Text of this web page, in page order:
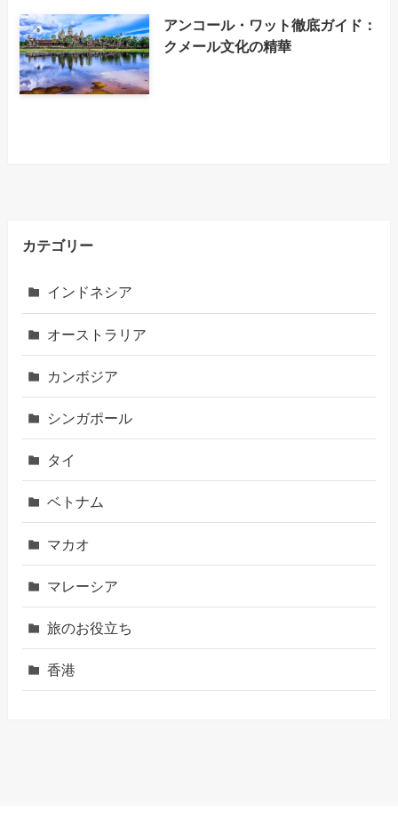
アンコール・ワット徹底ガイド：
クメール文化の精華
カテゴリー
インドネシア
オーストラリア
カンボジア
シンガポール
タイ
ベトナム
マカオ
マレーシア
旅のお役立ち
香港